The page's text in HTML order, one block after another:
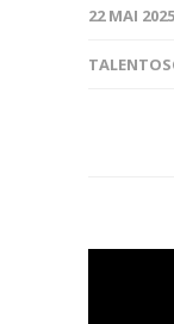
22 MAI 2025